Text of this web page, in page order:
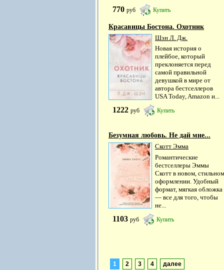
770 руб Купить
Красавицы Бостона. Охотник
Шэн Л. Дж.
Новая история о
плейбое, который
преклоняется перед
самой правильной
девушкой в мире от
автора бестселлеров
USA Today, Amazon и...
1222 руб Купить
Безумная любовь. Не дай мне...
Скотт Эмма
Романтические
бестселлеры Эммы
Скотт в новом, стильном
оформлении. Удобный
формат, мягкая обложка
— все для того, чтобы
не...
1103 руб Купить
1 2 3 4 далее